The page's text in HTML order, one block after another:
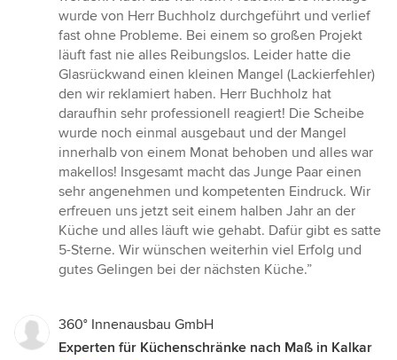
wurde von Herr Buchholz durchgeführt und verlief
fast ohne Probleme. Bei einem so großen Projekt
läuft fast nie alles Reibungslos. Leider hatte die
Glasrückwand einen kleinen Mangel (Lackierfehler)
den wir reklamiert haben. Herr Buchholz hat
daraufhin sehr professionell reagiert! Die Scheibe
wurde noch einmal ausgebaut und der Mangel
innerhalb von einem Monat behoben und alles war
makellos! Insgesamt macht das Junge Paar einen
sehr angenehmen und kompetenten Eindruck. Wir
erfreuen uns jetzt seit einem halben Jahr an der
Küche und alles läuft wie gehabt. Dafür gibt es satte
5-Sterne. Wir wünschen weiterhin viel Erfolg und
gutes Gelingen bei der nächsten Küche.”
360° Innenausbau GmbH
Experten für Küchenschränke nach Maß in Kalkar